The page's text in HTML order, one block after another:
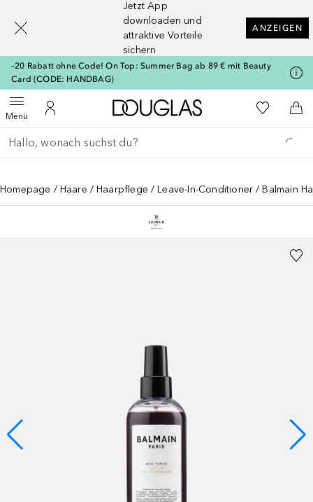
Jetzt App
downloaden und
attraktive Vorteile
sichern
ANZEIGEN
–20 Rabatt ohne Code! On Top: Summer Bag ab 89 € mit Beauty
Card (CODE: HANDBAG)
MenüMenü öffnenZu Meinem Kundenkonto
Zur Douglas Startseite
Zu Meiner
Gehe zurück
Suche ausführen
Homepage Haare Haarpflege Leave-In-Conditioner Balmain
[navigation.slideout.screenreader]